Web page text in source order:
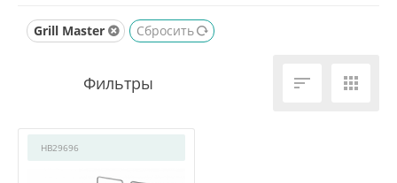
Grill Master
Сбросить
 
HB29696